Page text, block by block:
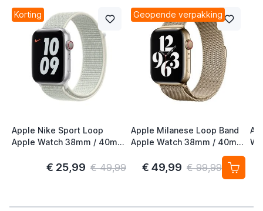
Korting
Apple Nike Sport Loop
Apple Watch 38mm / 40mm
€ 25,99 € 49,99
Geopende verpakking
Apple Milanese Loop Band
Apple Watch 38mm / 40mm
/ 41mm / 42mm Gold (2nd
Gen)€ 49,99 € 99,99